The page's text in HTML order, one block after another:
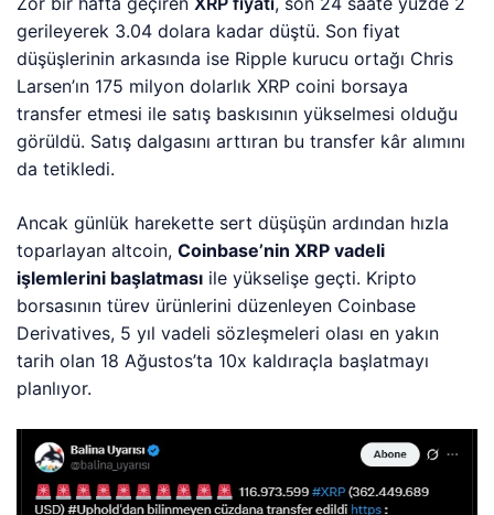
gerileyerek 3.04 dolara kadar düştü. Son fiyat
düşüşlerinin arkasında ise Ripple kurucu ortağı Chris
Larsen’ın 175 milyon dolarlık XRP coini borsaya
transfer etmesi ile satış baskısının yükselmesi olduğu
görüldü. Satış dalgasını arttıran bu transfer kâr alımını
da tetikledi.
Ancak günlük harekette sert düşüşün ardından hızla
toparlayan altcoin,Coinbase’nin XRP vadeli
işlemlerini başlatması ile yükselişe geçti. Kripto
borsasının türev ürünlerini düzenleyen Coinbase
Derivatives, 5 yıl vadeli sözleşmeleri olası en yakın
tarih olan 18 Ağustos’ta 10x kaldıraçla başlatmayı
planlıyor.